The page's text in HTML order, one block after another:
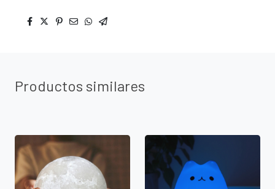
Productos similares